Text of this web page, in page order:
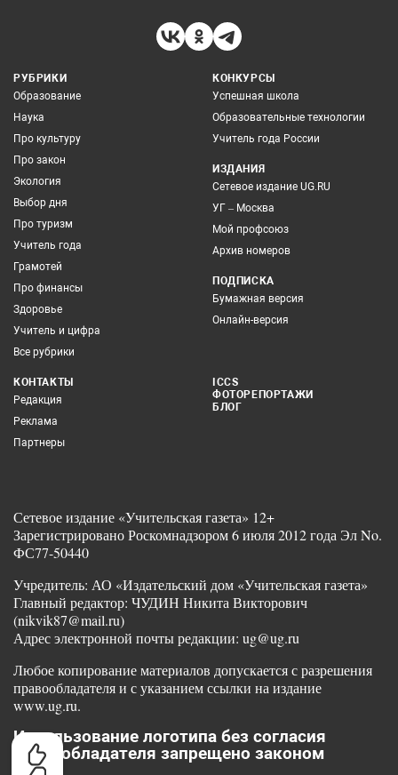
РУБРИКИ
Образование
Наука
Про культуру
Про закон
Экология
Выбор дня
Про туризм
Учитель года
Грамотей
Про финансы
Здоровье
Учитель и цифра
Все рубрики
КОНКУРСЫ
Успешная школа
Образовательные технологии
Учитель года России
ИЗДАНИЯ
Сетевое издание UG.RU
УГ – Москва
Мой профсоюз
Архив номеров
ПОДПИСКА
Бумажная версия
Онлайн-версия
КОНТАКТЫ
Редакция
Реклама
Партнеры
ICCS
ФОТОРЕПОРТАЖИ
БЛОГ
Сетевое издание «Учительская газета» 12+
Зарегистрировано Роскомнадзором 6 июля 2012 года Эл No.
ФС77-50440
Учредитель: АО «Издательский дом «Учительская газета»
Главный редактор: ЧУДИН Никита Викторович
(nikvik87@mail.ru)
Адрес электронной почты редакции: ug@ug.ru
Любое копирование материалов допускается с разрешения
правообладателя и с указанием ссылки на издание
www.ug.ru.
Использование логотипа без согласия
правообладателя запрещено законом